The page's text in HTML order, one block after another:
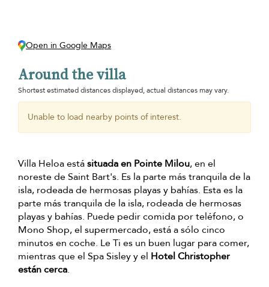
Open in Google Maps
Around the villa
Shortest estimated distances displayed, actual distances may vary.
Unable to load nearby points of interest.
Villa Heloa estásituada en Pointe Milou, en el
noreste de Saint Bart's. Es la parte más tranquila de la
isla, rodeada de hermosas playas y bahías. Esta es la
parte más tranquila de la isla, rodeada de hermosas
playas y bahías. Puede pedir comida por teléfono, o
Mono Shop, el supermercado, está a sólo cinco
minutos en coche. Le Ti es un buen lugar para comer,
mientras que el Spa Sisley y el Hotel Christopher
están cerca.